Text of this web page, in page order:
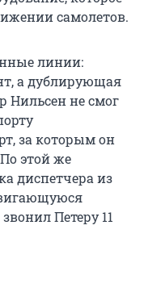
самолетов.
линии:
а дублирующая
Нильсен не смог
за которым он
этой же
диспетчера из
Петеру 11